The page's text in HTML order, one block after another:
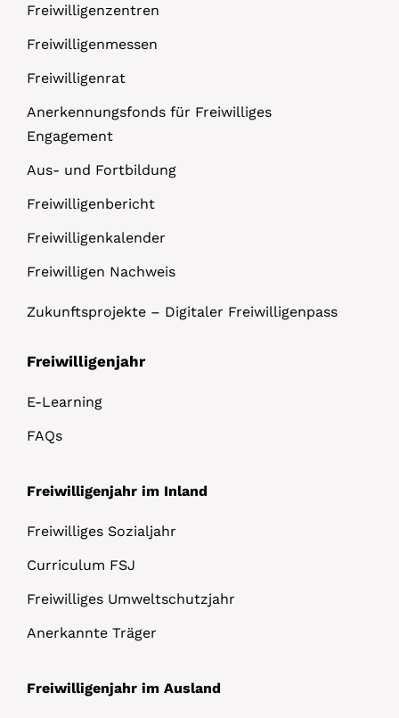
Freiwilligenzentren
Freiwilligenmessen
Freiwilligenrat
Anerkennungsfonds für Freiwilliges
Engagement
Aus- und Fortbildung
Freiwilligenbericht
Freiwilligenkalender
Freiwilligen Nachweis
Zukunftsprojekte – Digitaler Freiwilligenpass
Freiwilligenjahr
E-Learning
FAQs
Freiwilligenjahr im Inland
Freiwilliges Sozialjahr
Curriculum FSJ
Freiwilliges Umweltschutzjahr
Anerkannte Träger
Freiwilligenjahr im Ausland